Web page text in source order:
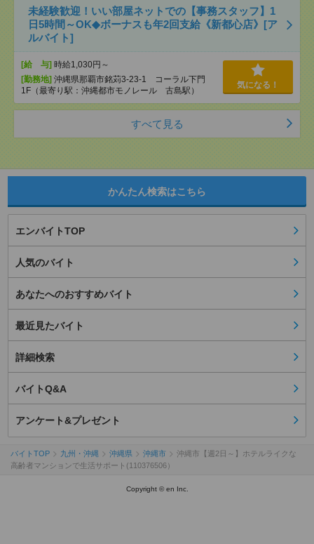
未経験歓迎！いい部屋ネットでの【事務スタッフ】1
日5時間～OK◆ボーナスも年2回支給《新都心店》[ア
ルバイト]
[給 与] 時給1,030円～
[勤務地] 沖縄県那覇市銘苅3-23-1 コーラル下門
1F（最寄り駅：沖縄都市モノレール 古島駅）
気になる！
すべて見る
かんたん検索はこちら
エンバイトTOP
人気のバイト
あなたへのおすすめバイト
最近見たバイト
詳細検索
バイトQ&A
アンケート&プレゼント
バイトTOP 九州・沖縄 沖縄県 沖縄市
沖縄市【週2日～】ホテルライクな
高齢者マンションで生活サポート(110376506）
Copyright © en Inc.